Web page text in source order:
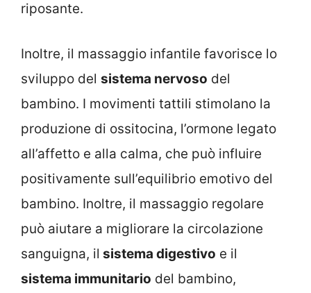
riposante.
Inoltre, il massaggio infantile favorisce lo
sviluppo del sistema nervoso del
bambino. I movimenti tattili stimolano la
produzione di ossitocina, l’ormone legato
all’affetto e alla calma, che può influire
positivamente sull’equilibrio emotivo del
bambino. Inoltre, il massaggio regolare
può aiutare a migliorare la circolazione
sanguigna, il sistema digestivo e il
sistema immunitario del bambino,